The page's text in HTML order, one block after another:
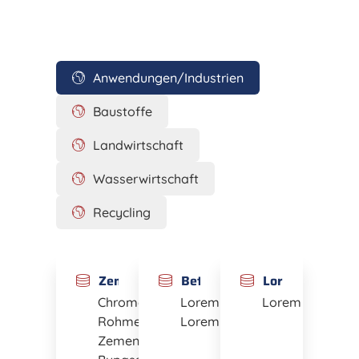
Anwendungen/Industrien
Baustoffe
Landwirtschaft
Wasserwirtschaft
Recycling
Zementindustrie
Chromatreduzierung
Rohmehlzusätze
Zementzumahlstoffe
Beton
Lorem
Lorem
Lorem
Lorem